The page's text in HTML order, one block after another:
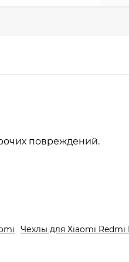
повреждений.
Чехлы для Xiaomi Redmi